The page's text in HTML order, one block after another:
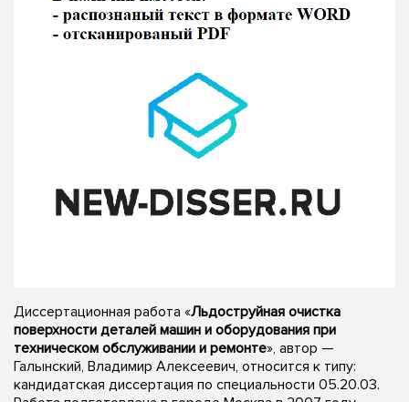
Диссертационная работа «Льдоструйная очистка
поверхности деталей машин и оборудования при
техническом обслуживании и ремонте», автор —
Галынский, Владимир Алексеевич, относится к типу:
кандидатская диссертация по специальности 05.20.03.